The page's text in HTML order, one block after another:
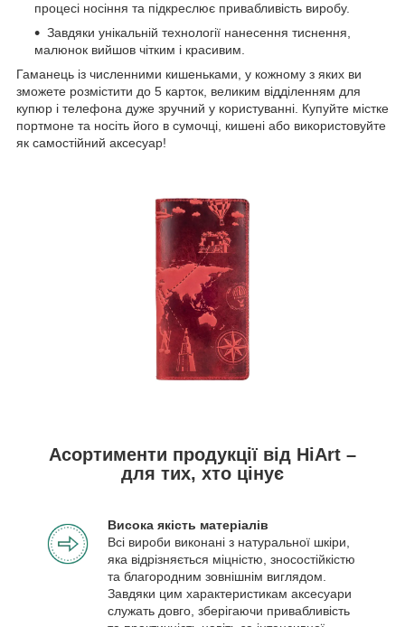
процесі носіння та підкреслює привабливість виробу.
Завдяки унікальній технології нанесення тиснення,
малюнок вийшов чітким і красивим.
Гаманець із численними кишеньками, у кожному з яких ви
зможете розмістити до 5 карток, великим відділенням для
купюр і телефона дуже зручний у користуванні. Купуйте містке
портмоне та носіть його в сумочці, кишені або використовуйте
як самостійний аксесуар!
Асортименти продукції від HiArt –
для тих, хто цінує
Висока якість матеріалів
Всі вироби виконані з натуральної шкіри,
яка відрізняється міцністю, зносостійкістю
та благородним зовнішнім виглядом.
Завдяки цим характеристикам аксесуари
служать довго, зберігаючи привабливість